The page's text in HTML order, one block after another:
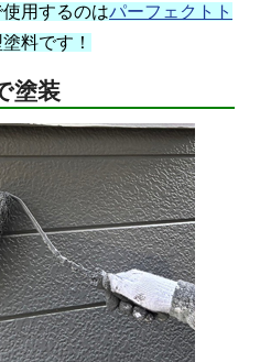
用するのはパーフェクトト
料です！
塗装